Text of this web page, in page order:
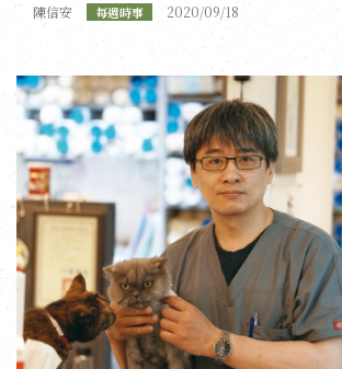
陳信安 每週時事 2020/09/18